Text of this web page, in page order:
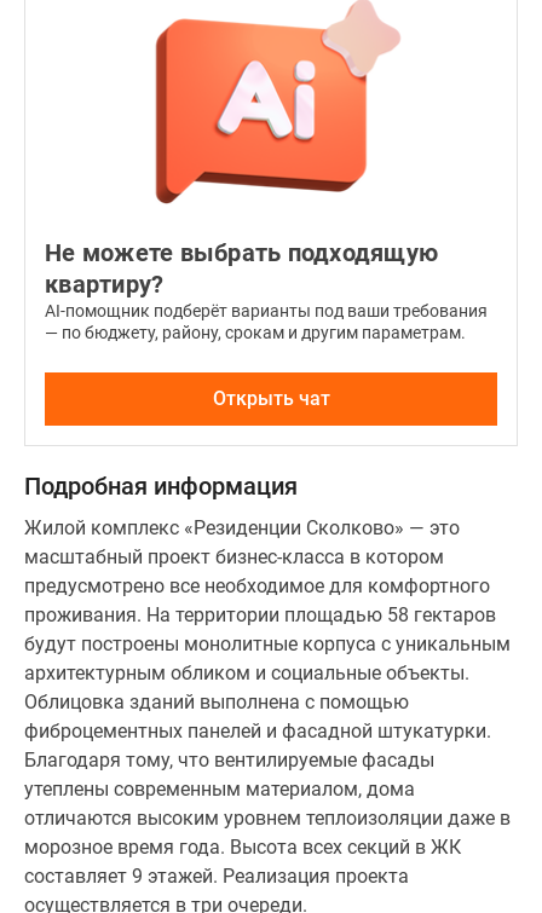
Не можете выбрать подходящую
квартиру?
AI-помощник подберёт варианты под ваши требования
— по бюджету, району, срокам и другим параметрам.
Открыть чат
Подробная информация
Жилой комплекс «Резиденции Сколково» — это
масштабный проект бизнес-класса в котором
предусмотрено все необходимое для комфортного
проживания. На территории площадью 58 гектаров
будут построены монолитные корпуса с уникальным
архитектурным обликом и социальные объекты.
Облицовка зданий выполнена с помощью
фиброцементных панелей и фасадной штукатурки.
Благодаря тому, что вентилируемые фасады
утеплены современным материалом, дома
отличаются высоким уровнем теплоизоляции даже в
морозное время года. Высота всех секций в ЖК
составляет 9 этажей. Реализация проекта
осуществляется в три очереди.